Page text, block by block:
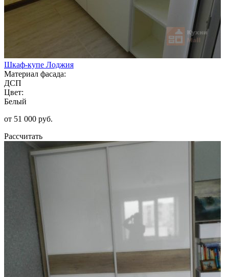
Шкаф-купе Лоджия
Материал фасада:
ДСП
Цвет:
Белый
от 51 000 руб.
Рассчитать